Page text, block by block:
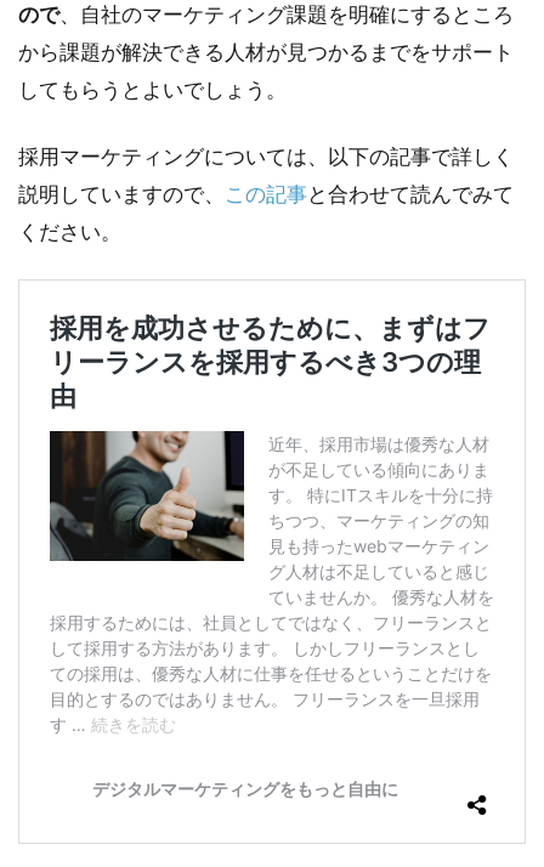
クルー
ティン
人材紹
介
採
に
カ
ッ
ト
コ
ス
ト
①：
教
育・
カル
チャ
トの
ので、自社のマーケティング課題を明確にするところ
から課題が解決できる人材が見つかるまでをサポート
してもらうとよいでしょう。
採用マーケティングについては、以下の記事で詳しく
説明していますので、 この記事と合わせて読んでみて
ください。